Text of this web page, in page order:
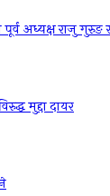
पूर्व अध्यक्ष राजु गुरुङ
मुद्दा दायर